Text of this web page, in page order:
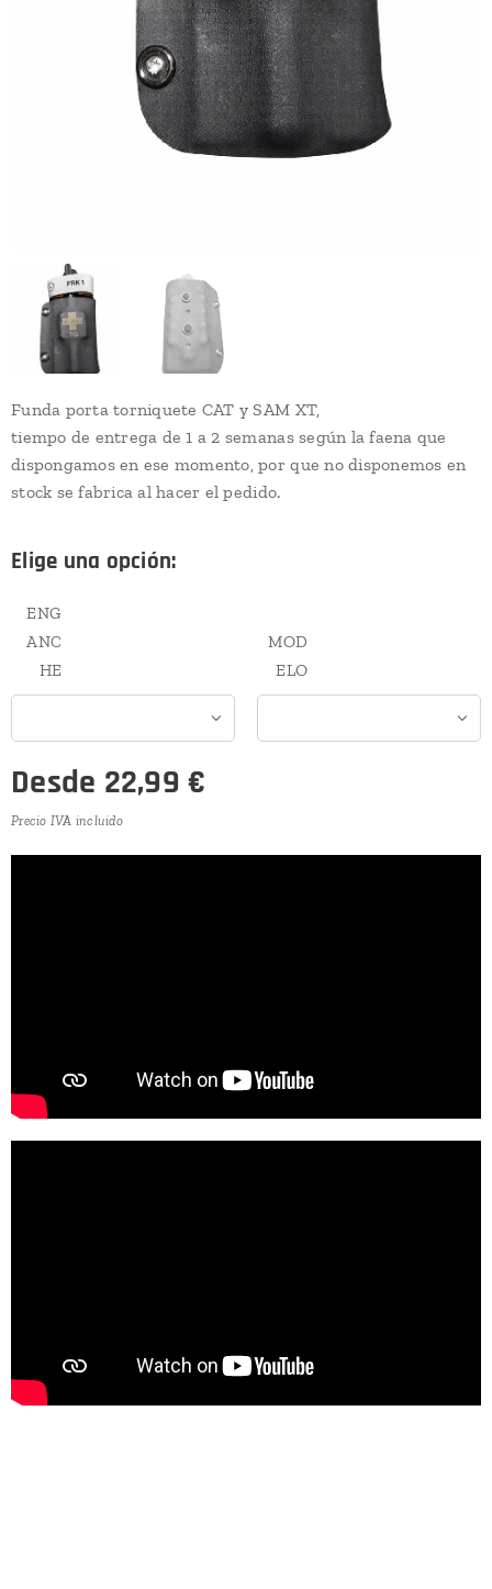
Funda porta torniquete CAT y SAM XT,
tiempo de entrega de 1 a 2 semanas según la faena que
dispongamos en ese momento, por que no disponemos en
stock se fabrica al hacer el pedido.
Elige una opción:
ENG
ANC
HE
MOD
ELO
Desde 22,99 €
Precio IVA incluido